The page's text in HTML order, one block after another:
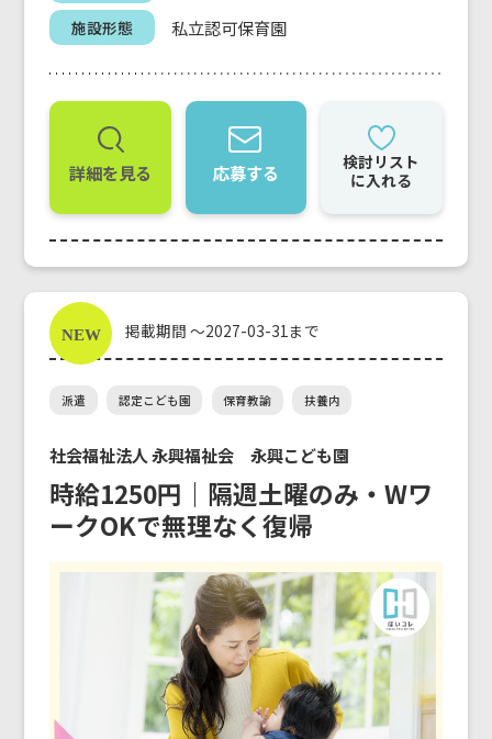
施設形態 私立認可保育園
詳細を見る 応募する
検討リスト
に入れる
掲載期間 ～2027-03-31まで
派遣 認定こども園 保育教諭 扶養内
社会福祉法人 永興福祉会 永興こども園
時給1250円｜隔週土曜のみ・Wワ
ークOKで無理なく復帰